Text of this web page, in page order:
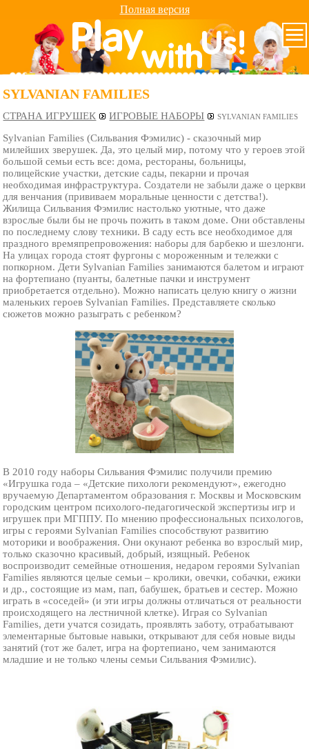
Полная версия
SYLVANIAN FAMILIES
СТРАНА ИГРУШЕК ИГРОВЫЕ НАБОРЫ SYLVANIAN FAMILIES
Sylvanian Families (Сильвания Фэмилис) - сказочный мир
милейших зверушек. Да, это целый мир, потому что у героев этой
большой семьи есть все: дома, рестораны, больницы,
полицейские участки, детские сады, пекарни и прочая
необходимая инфраструктура. Создатели не забыли даже о церкви
для венчания (прививаем моральные ценности с детства!).
Жилища Сильвания Фэмилис настолько уютные, что даже
взрослые были бы не прочь пожить в таком доме. Они обставлены
по последнему слову техники. В саду есть все необходимое для
праздного времяпрепровожения: наборы для барбекю и шезлонги.
На улицах города стоят фургоны с мороженным и тележки с
попкорном. Дети Sylvanian Families занимаются балетом и играют
на фортепиано (пуанты, балетные пачки и инструмент
приобретается отдельно). Можно написать целую книгу о жизни
маленьких героев Sylvanian Families. Представляете сколько
сюжетов можно разыграть с ребенком?
В 2010 году наборы Сильвания Фэмилис получили премию
«Игрушка года – «Детские пихологи рекомендуют», ежегодно
вручаемую Департаментом образования г. Москвы и Московским
городским центром психолого-педагогической экспертизы игр и
игрушек при МГППУ. По мнению профессиональных психологов,
игры с героями Sylvanian Families способствуют развитию
моторики и воображения. Они окунают ребенка во взрослый мир,
только сказочно красивый, добрый, изящный. Ребенок
воспроизводит семейные отношения, недаром героями Sylvanian
Families являются целые семьи – кролики, овечки, собачки, ежики
и др., состоящие из мам, пап, бабушек, братьев и сестер. Можно
играть в «соседей» (и эти игры должны отличаться от реальности
происходящего на лестничной клетке). Играя со Sylvanian
Families, дети учатся созидать, проявлять заботу, отрабатывают
элементарные бытовые навыки, открывают для себя новые виды
занятий (тот же балет, игра на фортепиано, чем занимаются
младшие и не только члены семьи Сильвания Фэмилис).